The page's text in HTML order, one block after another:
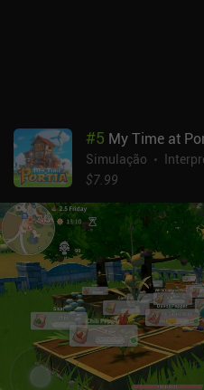
#5 My Time at
Simulação
$7.99